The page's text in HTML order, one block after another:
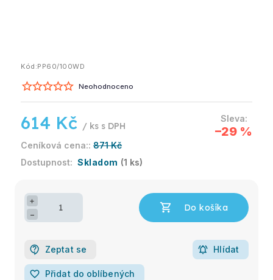
Kód:PP60/100WD
Neohodnoceno
871 Kč
–29 %
614 Kč / ks
Skladom (1 ks)
+
−
Zeptat se Hlídat
favorite_border Přidat do oblíbených